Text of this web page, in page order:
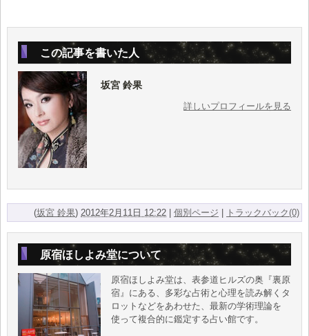
この記事を書いた人
坂宮 鈴果
詳しいプロフィールを見る
(坂宮 鈴果) 2012年2月11日 12:22 |個別ページ トラックバック(0)
原宿ほしよみ堂について
原宿ほしよみ堂は、表参道ヒルズの奥『裏原
宿』にある、多彩な占術と心理を読み解くタ
ロットなどをあわせた、最新の学術理論を
使って複合的に鑑定する占い館です。